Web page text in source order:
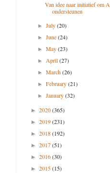
Van idee naar initiatief om
ondersteunen
►July(20)
►June(24)
►May(23)
►April(27)
►March(26)
►February(21)
►January(32)
► 2020(365)
► 2019(231)
► 2018(192)
► 2017(51)
► 2016(30)
► 2015(15)